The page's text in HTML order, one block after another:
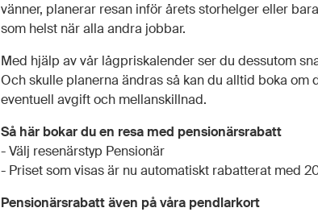
vänner, planerar resan inför årets storhelger eller
som helst när alla andra jobbar.
Med hjälp av vår lågpriskalender ser du dessutom
Och skulle planerna ändras så kan du alltid boka
eventuell avgift och mellanskillnad.
Så här bokar du en resa med pensionärsrabatt
- Välj resenärstyp Pensionär
- Priset som visas är nu automatiskt rabatterat med
Pensionärsrabatt även på våra pendlarkort